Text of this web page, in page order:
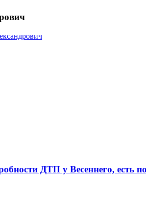
ДТП у Весеннего, есть